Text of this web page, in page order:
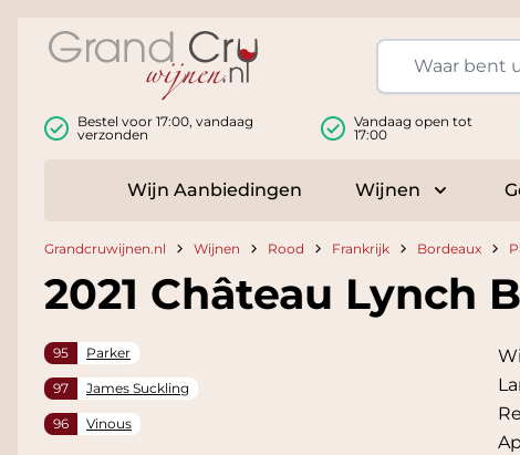
Bestel voor 17:00, vandaag
verzonden
Vandaag open tot
17:00
Wijn Aanbiedingen Wijnen
Toggle
Grandcruwijnen.nl Wijnen Rood Frankrijk Bordeaux
2021 Château Lynch
95 Parker
97 James Suckling
96 Vinous